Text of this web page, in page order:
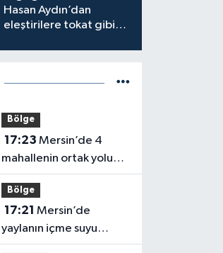
Hasan Aydın’dan
eleştirilere tokat gibi
Bölge
17:23
mahallenin ortak yolu
yenilendi
Bölge
17:21
yaylanın içme suyu
kapasitesi 2 katına